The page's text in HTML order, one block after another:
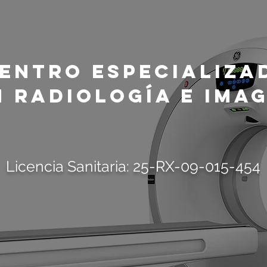
Radiología e
Licencia Sanitaria: 25-RX-09-015-454